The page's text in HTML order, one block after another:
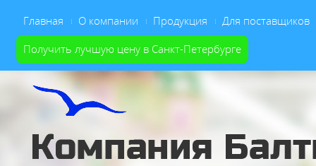
Главная О компании Продукция Для поставщиков
Получить лучшую цену в Санкт-Петербурге